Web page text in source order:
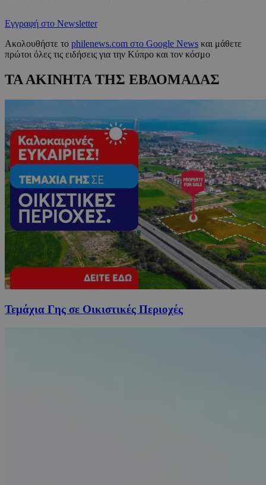
Εγγραφή στο Newsletter
Ακολουθήστε το philenews.com στο Google News και μάθετε
πρώτοι όλες τις ειδήσεις για την Κύπρο και τον κόσμο
ΤΑ ΑΚΙΝΗΤΑ ΤΗΣ ΕΒΔΟΜΑΔΑΣ
Τεμάχια Γης σε Οικιστικές Περιοχές